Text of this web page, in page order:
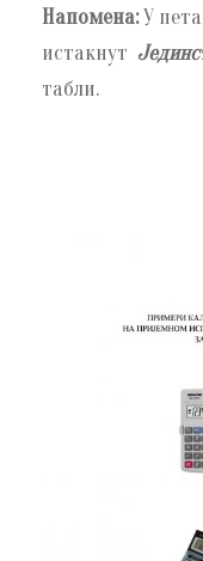
Напомена:У
истакнут
табли.